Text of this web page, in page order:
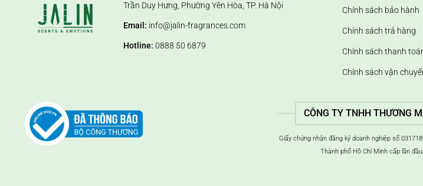
Trần Duy Hưng, Phường Yên Hòa, TP. Hà Nội
Email: info@jalin-fragrances.com
Hotline: 0888 50 6879
Chính sách bảo hành
Chính sách trả hàng
Chính sách thanh
Chính sách vận
CÔNG TY TNHH THƯƠNG
Giấy chứng nhận đăng ký doanh nghiệp số
Thành phố Hồ Chí Minh cấp lần